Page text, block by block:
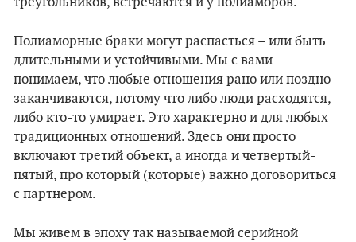
Полиаморные браки могут распасться – или быть
длительными и устойчивыми. Мы с вами
понимаем, что любые отношения рано или поздно
заканчиваются, потому что либо люди расходятся,
либо кто-то умирает. Это характерно и для любых
традиционных отношений. Здесь они просто
включают третий объект, а иногда и четвертый-
пятый, про который (которые) важно договориться
с партнером.
Мы живем в эпоху так называемой серийной